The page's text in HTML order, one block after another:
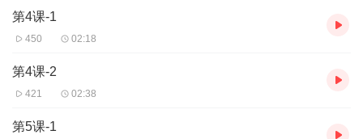
第4课-1
450 02:18
第4课-2
421 02:38
第5课-1